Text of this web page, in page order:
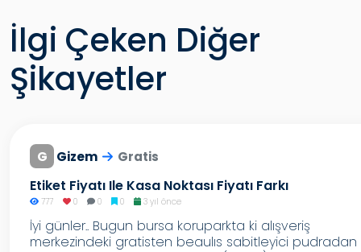
İlgi Çeken Diğer
Şikayetler
G Gizem Gratis
Etiket Fiyatı Ile Kasa Noktası Fiyatı Farkı
777 0 0 0 3 yıl önce
İyi günler.. Bugun bursa koruparkta ki alışveriş
merkezindeki gratisten beaulıs sabitleyici pudradan